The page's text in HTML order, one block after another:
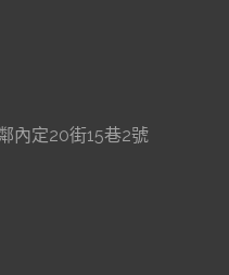
內定20街15巷2號